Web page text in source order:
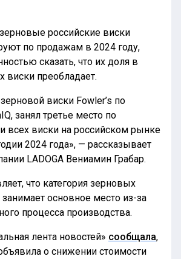
российские виски
по продажам в 2024 году,
сказать, что их доля в
виски преобладает.
виски Fowler’s по
занял третье место по
всех виски на российском рынке
2024 года», — рассказывает
LADOGA Вениамин Грабар.
что категория зерновых
основное место из-за
процесса производства.
лента новостей» сообщала,
о снижении стоимости